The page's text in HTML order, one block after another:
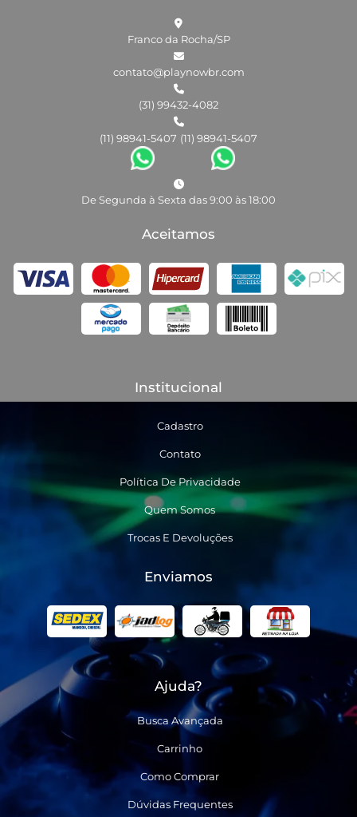
Franco da Rocha/SP
contato@playnowbr.com
(31) 99432-4082
(11) 98941-5407 (11) 98941-5407
De Segunda à Sexta das 9:00 às 18:00
Aceitamos
Institucional
Cadastro
Contato
Política De Privacidade
Quem Somos
Trocas E Devoluções
Enviamos
Ajuda?
Busca Avançada
Carrinho
Como Comprar
Dúvidas Frequentes